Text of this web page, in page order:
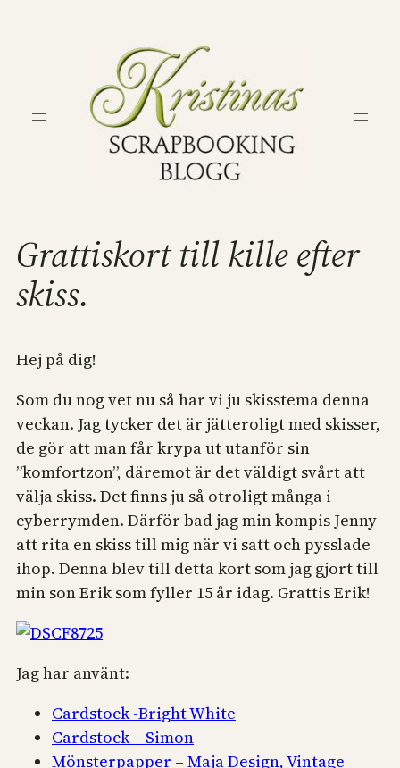
Grattiskort till kille efter
skiss.
Hej på dig!
Som du nog vet nu så har vi ju skisstema denna
veckan. Jag tycker det är jätteroligt med skisser,
de gör att man får krypa ut utanför sin
”komfortzon”, däremot är det väldigt svårt att
välja skiss. Det finns ju så otroligt många i
cyberrymden. Därför bad jag min kompis Jenny
att rita en skiss till mig när vi satt och pysslade
ihop. Denna blev till detta kort som jag gjort till
min son Erik som fyller 15 år idag. Grattis Erik!
Jag har använt:
Cardstock -Bright White
Cardstock – Simon
Mönsterpapper – Maja Design, Vintage